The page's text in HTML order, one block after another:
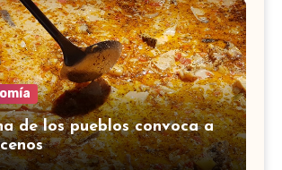
de los pueblos convoca a